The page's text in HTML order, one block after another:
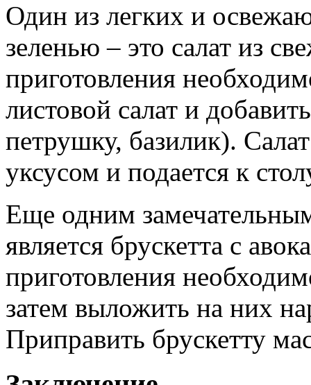
Один из легких и
зеленью – это салат из
приготовления
листовой салат и
петрушку, базилик).
уксусом и подается к
Еще одним
является брускетта с
приготовления
затем выложить на них
Приправить брускетту